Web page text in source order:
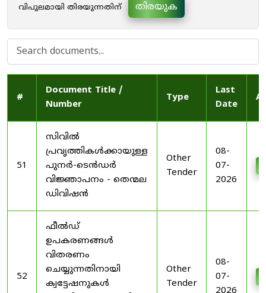
വിപുലമായി തിരയുന്നതിന്
തിരയുക
#
Document Title /
Number
Type
Last
Date
51
സിവിൽ
പ്രവൃത്തികൾക്കായുള്ള
പുനർ-ടെൻഡർ
വിജ്ഞാപനം - തെന്മല
ഡിവിഷൻ
Other
Tender
08-
07-
2026
52
ഫീൽഡ്
ഉപകരണങ്ങൾ
വിതരണം
ചെയ്യുന്നതിനായി
ക്വട്ടേഷനുകൾ
Other
Tender
08-
07-